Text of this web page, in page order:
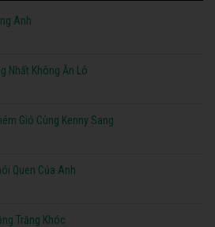
Anh
Nhất Không Ăn Lô
Gió Cùng Kenny Sang
Quen Của Anh
Trăng Khóc